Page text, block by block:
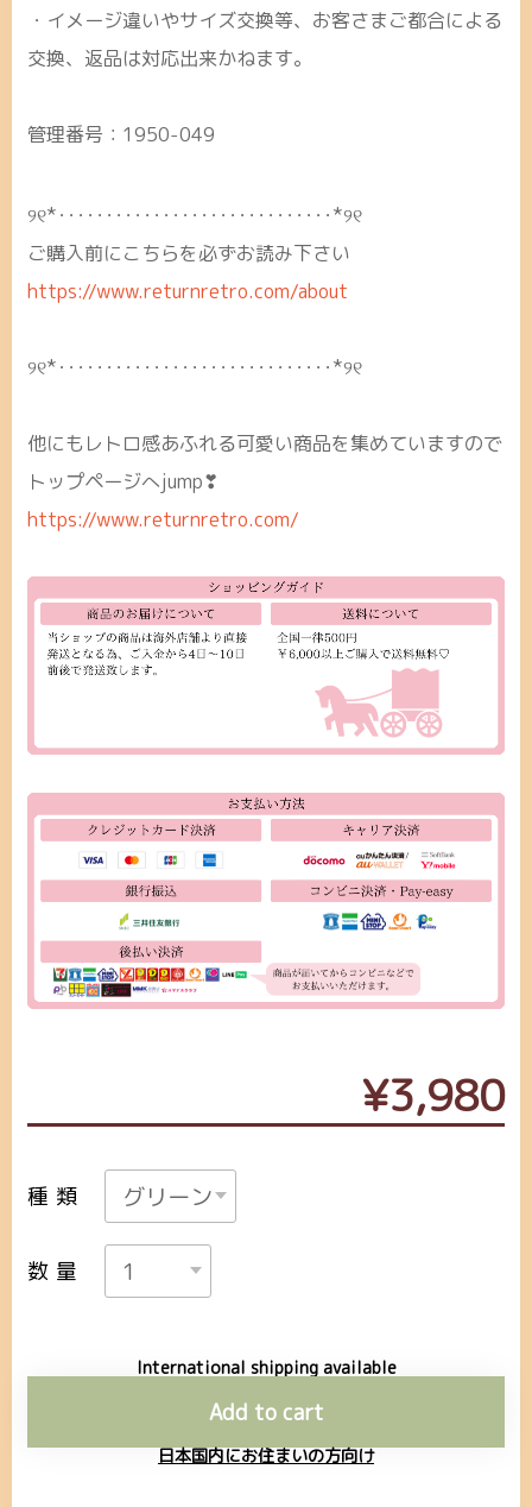
・イメージ違いやサイズ交換等、お客さまご都合による
交換、返品は対応出来かねます。
管理番号：1950-049
୨୧*･････････････････････････････*୨୧
ご購入前にこちらを必ずお読み下さい
https://www.returnretro.com/about
୨୧*･････････････････････････････*୨୧
他にもレトロ感あふれる可愛い商品を集めていますので
トップページへjump❣
https://www.returnretro.com/
¥3,980
種類
数量
International shipping available
Add to cart
日本国内にお住まいの方向け